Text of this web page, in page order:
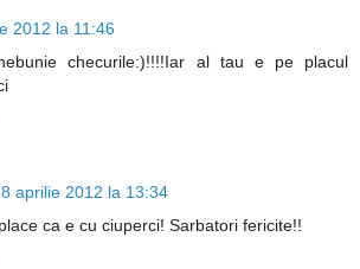
2012 la 11:46
checurile:)!!!!Iar al tau e pe placul
8 aprilie 2012 la 13:34
ca e cu ciuperci! Sarbatori fericite!!